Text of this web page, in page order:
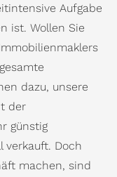
Aufgabe
ist. Wollen Sie
dazu, unsere
der
günstig
verkauft. Doch
machen, sind